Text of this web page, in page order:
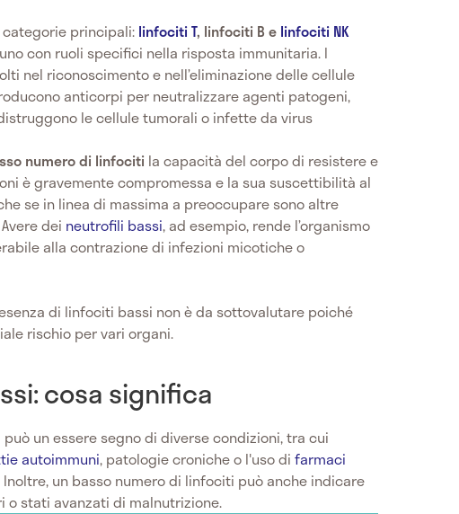
principali: linfociti T, linfociti B e linfociti NK
con ruoli specifici nella risposta immunitaria. I
nel riconoscimento e nell’eliminazione delle cellule
anticorpi per neutralizzare agenti patogeni,
le cellule tumorali o infette da virus
numero di linfociti la capacità del corpo di resistere e
è gravemente compromessa e la sua suscettibilità al
se in linea di massima a preoccupare sono altre
dei neutrofili bassi, ad esempio, rende l’organismo
alla contrazione di infezioni micotiche o
di linfociti bassi non è da sottovalutare poiché
rischio per vari organi.
cosa significa
un essere segno di diverse condizioni, tra cui
autoimmuni, patologie croniche o l'uso di farmaci
Inoltre, un basso numero di linfociti può anche indicare
o stati avanzati di malnutrizione.